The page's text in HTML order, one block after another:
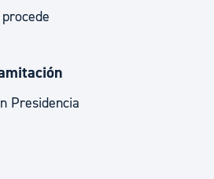
Presidencia